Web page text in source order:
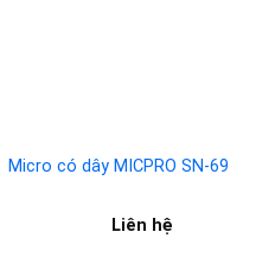
Micro có dây MICPRO SN-69
Liên hệ